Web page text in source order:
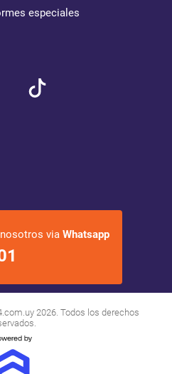
especiales
via Whatsapp
2026. Todos los derechos